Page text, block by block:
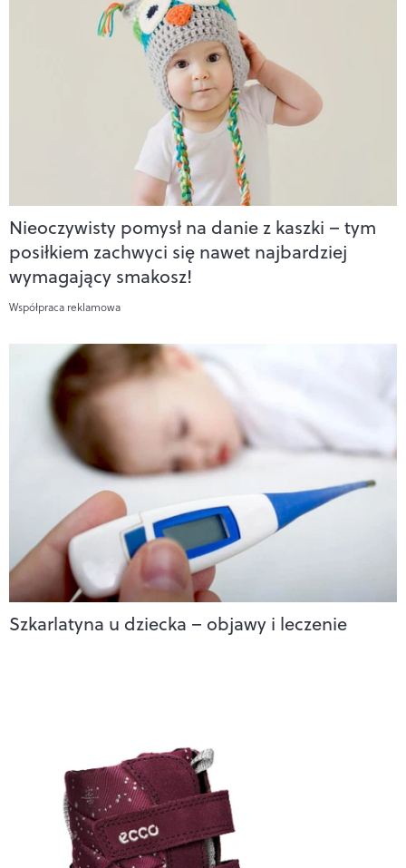
Nieoczywisty pomysł na danie z kaszki – tym
posiłkiem zachwyci się nawet najbardziej
wymagający smakosz!
Współpraca reklamowa
Szkarlatyna u dziecka – objawy i leczenie